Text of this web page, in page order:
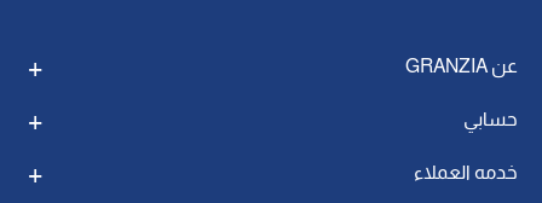
عن GRANZIA
حسابي
خدمه العملاء